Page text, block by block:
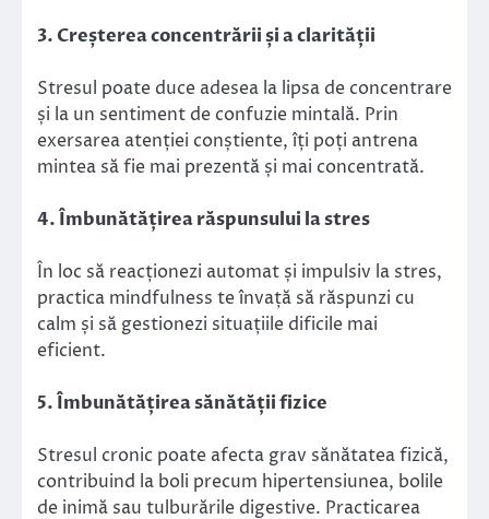
3. Creșterea concentrării și a clarității
Stresul poate duce adesea la lipsa de concentrare
și la un sentiment de confuzie mintală. Prin
exersarea atenției conștiente, îți poți antrena
mintea să fie mai prezentă și mai concentrată.
4. Îmbunătățirea răspunsului la stres
În loc să reacționezi automat și impulsiv la stres,
practica mindfulness te învață să răspunzi cu
calm și să gestionezi situațiile dificile mai
eficient.
5. Îmbunătățirea sănătății fizice
Stresul cronic poate afecta grav sănătatea fizică,
contribuind la boli precum hipertensiunea, bolile
de inimă sau tulburările digestive. Practicarea